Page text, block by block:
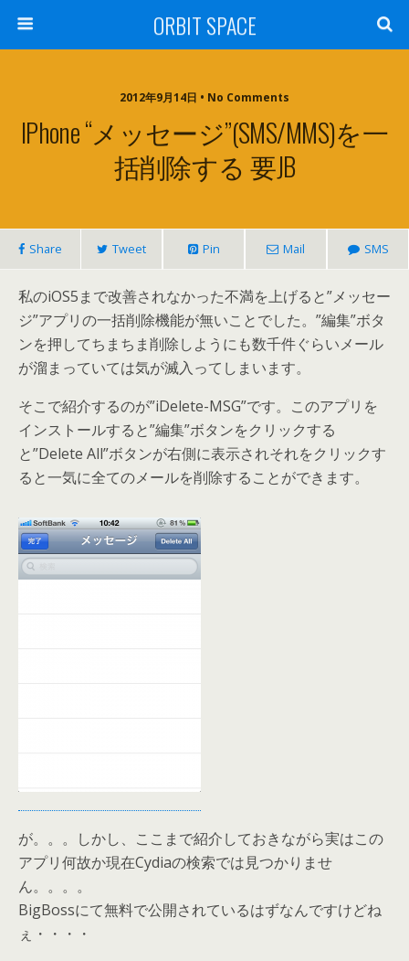
ORBIT SPACE
2012年9月14日 • No Comments
IPhone “メッセージ”(SMS/MMS)を一
括削除する 要JB
Share Tweet Pin Mail SMS
私のiOS5まで改善されなかった不満を上げると”メッセー
ジ”アプリの一括削除機能が無いことでした。”編集”ボタ
ンを押してちまちま削除しようにも数千件ぐらいメール
が溜まっていては気が滅入ってしまいます。
そこで紹介するのが”iDelete-MSG”です。このアプリを
インストールすると”編集”ボタンをクリックする
と”Delete All”ボタンが右側に表示されそれをクリックす
ると一気に全てのメールを削除することができます。
が。。。しかし、ここまで紹介しておきながら実はこの
アプリ何故か現在Cydiaの検索では見つかりませ
ん。。。。
BigBossにて無料で公開されているはずなんですけどね
ぇ・・・・